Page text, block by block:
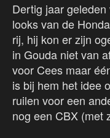
Dertig jaar
looks van de
rij, hij kon er zijn
in Gouda niet van
voor Cees maar
is bij hem het idee
ruilen voor een
nog een CBX (met